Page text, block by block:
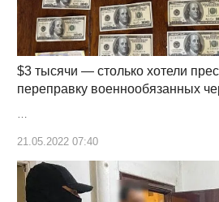
$3 тысячи — столько хотели
переправку военнообязанных
…
21.05.2022 07:40